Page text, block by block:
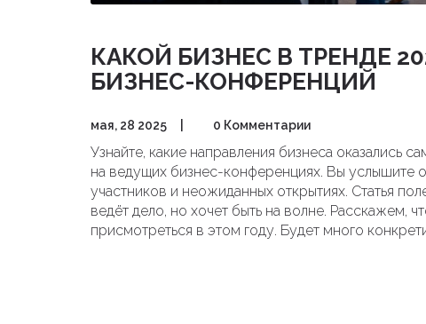
КАКОЙ БИЗНЕС В ТРЕНДЕ
БИЗНЕС-КОНФЕРЕНЦИЙ
мая, 28 2025 0 Комментарии
Узнайте, какие направления бизнеса оказались
на ведущих бизнес-конференциях. Вы услышите
участников и неожиданных открытиях. Статья
ведёт дело, но хочет быть на волне. Расскажем,
присмотреться в этом году. Будет много